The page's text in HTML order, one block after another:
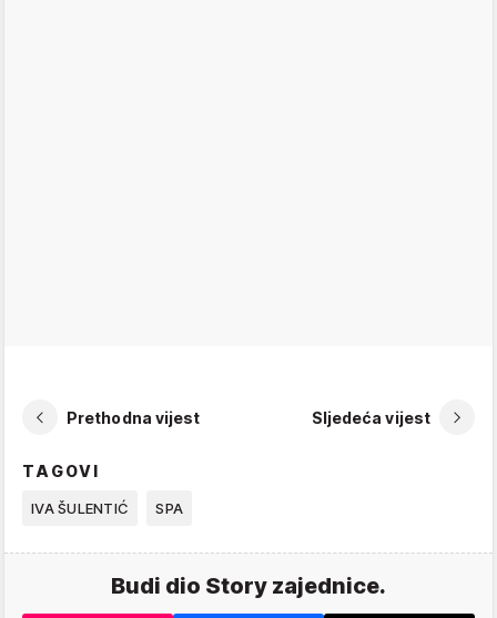
Prethodna vijest Sljedeća vijest
TAGOVI
IVA ŠULENTIĆ SPA
Budi dio Story zajednice.